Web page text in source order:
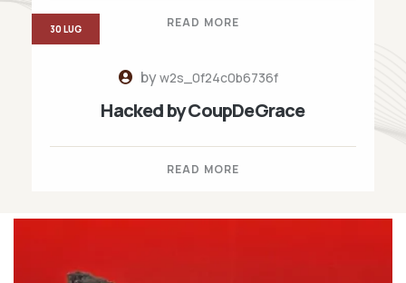
READ MORE
byw2s_0f24c0b6736f
Hacked by CoupDeGrace
READ MORE
30 LUG